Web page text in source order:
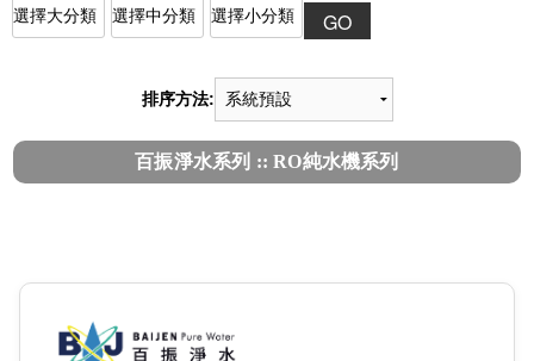
排序方法:
百振淨水系列 :: RO純水機系列